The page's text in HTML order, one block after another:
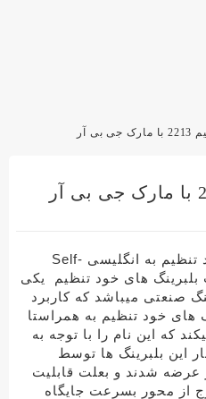
آر
بلبرینگ 2213 یک بلبرینگ خود تنظیم به انگلیسی Self-
یکی
صنعتی میباشد که کاربرد
های خود تنظیم به همراستا
که این نام را با توجه به
این بلبرینگ ها توسط
عرضه شدند و بعلت قابلیت
از محور بسرعت جایگاه